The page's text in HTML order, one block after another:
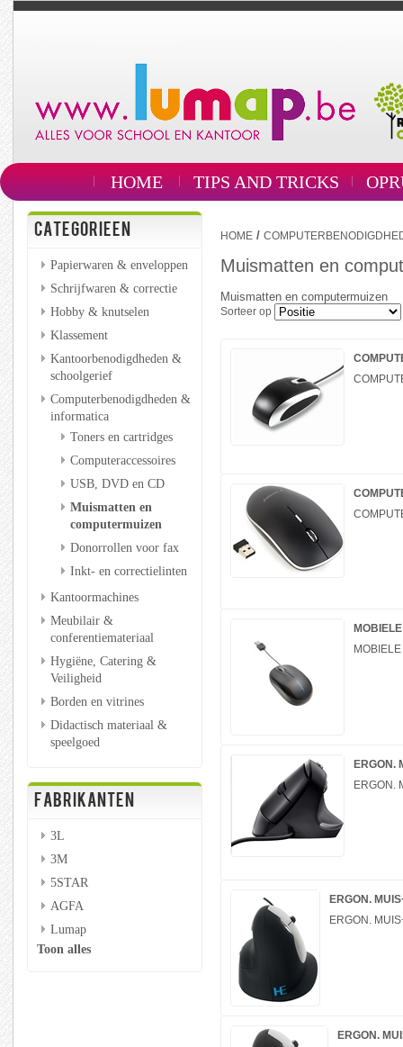
HOME TIPS AND TRICKS
CATEGORIEEN
Papierwaren & enveloppen
Schrijfwaren & correctie
Hobby & knutselen
Klassement
Kantoorbenodigdheden &
schoolgerief
Computerbenodigdheden &
informatica
Toners en cartridges
Computeraccessoires
USB, DVD en CD
Muismatten en
computermuizen
Donorrollen voor fax
Inkt- en correctielinten
Kantoormachines
Meubilair &
conferentiemateriaal
Hygiëne, Catering &
Veiligheid
Borden en vitrines
Didactisch materiaal &
speelgoed
FABRIKANTEN
3L
3M
5STAR
AGFA
Lumap
Toon alles
HOME /
Muismatten en
Muismatten en computermuizen
Sorteer op
ERGON.
ERGON.
ERGON.
ERGON.
ERGON.